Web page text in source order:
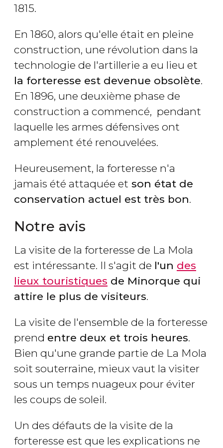
1815.
En 1860, alors qu'elle était en pleine
construction, une révolution dans la
technologie de l'artillerie a eu lieu et
la forteresse est devenue obsolète.
En 1896, une deuxième phase de
construction a commencé, pendant
laquelle les armes défensives ont
amplement été renouvelées.
Heureusement, la forteresse n'a
jamais été attaquée et son état de
conservation actuel est très bon.
Notre avis
La visite de la forteresse de La Mola
est intéressante. Il s'agit de l'un des
lieux touristiques de Minorque qui
attire le plus de visiteurs.
La visite de l'ensemble de la forteresse
prend entre deux et trois heures.
Bien qu'une grande partie de La Mola
soit souterraine, mieux vaut la visiter
sous un temps nuageux pour éviter
les coups de soleil.
Un des défauts de la visite de la
forteresse est que les explications ne